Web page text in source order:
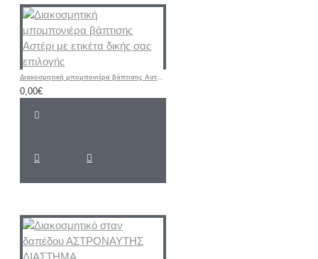
Διακοσμητική μπομπονιέρα βάπτισης Αστέρι με ετικέτα δικής σας επιλογής
0,00€